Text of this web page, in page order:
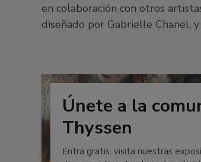
en colaboración con otros
diseñado por Gabrielle Chanel, y
Únete a la
Thyssen
Entra gratis, visita nuestras